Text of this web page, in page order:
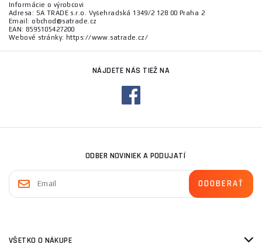
Informácie o výrobcovi
Adresa: SA TRADE s.r.o. Vyšehradská 1349/2 128 00 Praha 2
Email: obchod@satrade.cz
EAN: 8595105427200
Webové stránky: https://www.satrade.cz/
NÁJDETE NÁS TIEŽ NA
ODBER NOVINIEK A PODUJATÍ
VŠETKO O NÁKUPE